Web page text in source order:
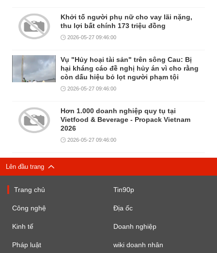
Khởi tố người phụ nữ cho vay lãi nặng,
thu lợi bất chính 173 triệu đồng
2026-05-27 09:46:00
Vụ "Hủy hoại tài sản" trên sông Cau: Bị
hại kháng cáo đề nghị hủy án vì cho rằng
còn dấu hiệu bỏ lọt người phạm tội
2026-05-27 09:46:00
Hơn 1.000 doanh nghiệp quy tụ tại
Vietfood & Beverage - Propack Vietnam
2026
2026-05-27 09:46:00
Lên đầu trang
Trang chủ Tin90p
Công nghệ Địa ốc
Kinh tế Doanh nghiệp
Pháp luật wiki doanh nhân